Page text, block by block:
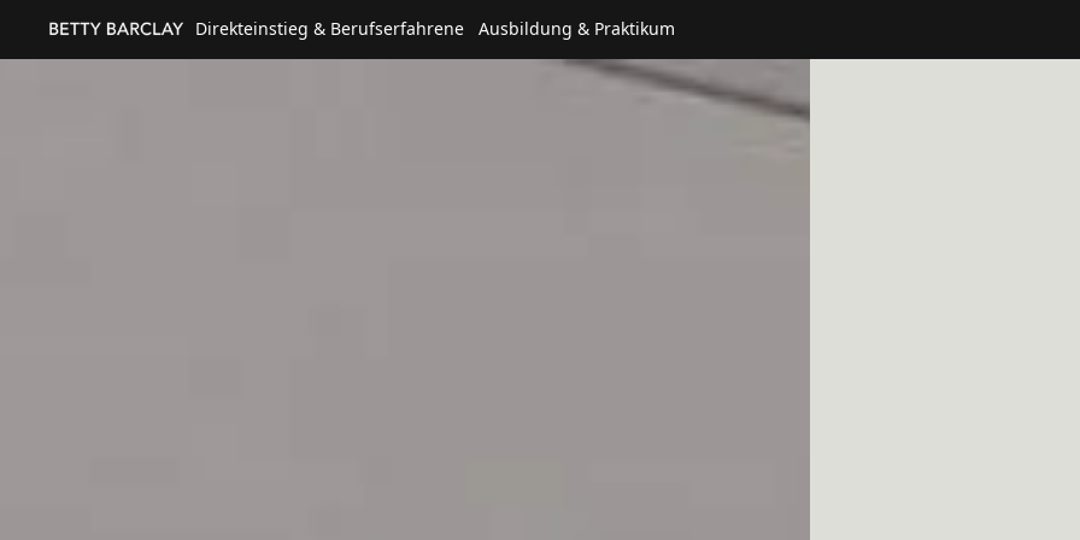
Direkteinstieg & Berufserfahrene Ausbildung & Praktikum